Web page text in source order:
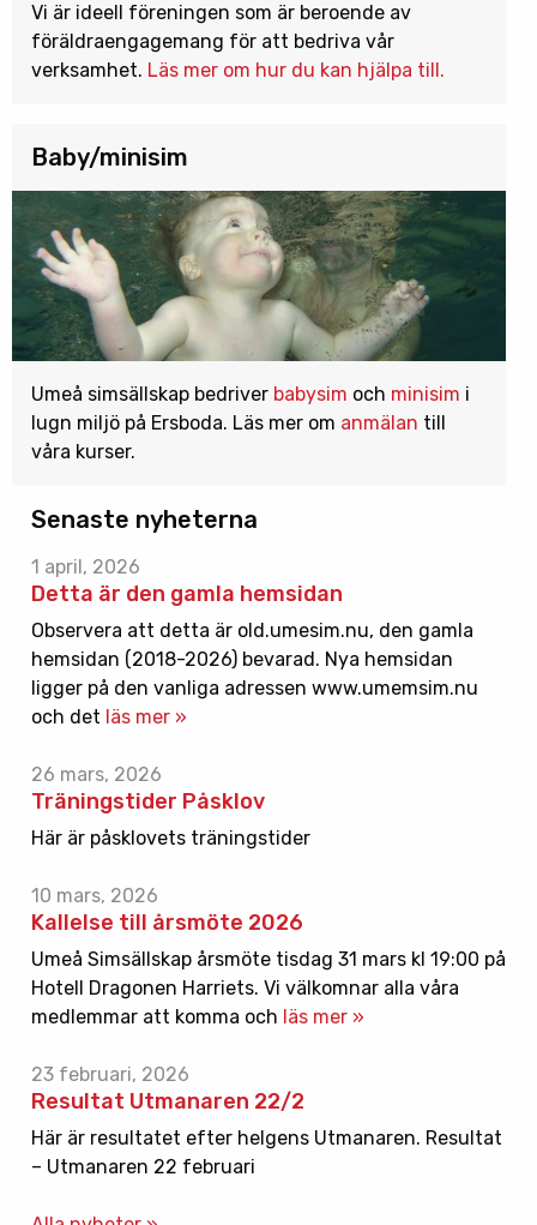
Vi är ideell föreningen som är beroende av
föräldraengagemang för att bedriva vår
verksamhet. Läs mer om hur du kan hjälpa till.
Baby/minisim
Umeå simsällskap bedriver babysim och minisim i
lugn miljö på Ersboda. Läs mer om anmälan till
våra kurser.
Senaste nyheterna
1 april, 2026
Detta är den gamla hemsidan
Observera att detta är old.umesim.nu, den gamla
hemsidan (2018-2026) bevarad. Nya hemsidan
ligger på den vanliga adressen www.umemsim.nu
och det läs mer »
26 mars, 2026
Träningstider Påsklov
Här är påsklovets träningstider
10 mars, 2026
Kallelse till årsmöte 2026
Umeå Simsällskap årsmöte tisdag 31 mars kl 19:00 på
Hotell Dragonen Harriets. Vi välkomnar alla våra
medlemmar att komma och läs mer »
23 februari, 2026
Resultat Utmanaren 22/2
Här är resultatet efter helgens Utmanaren. Resultat
– Utmanaren 22 februari